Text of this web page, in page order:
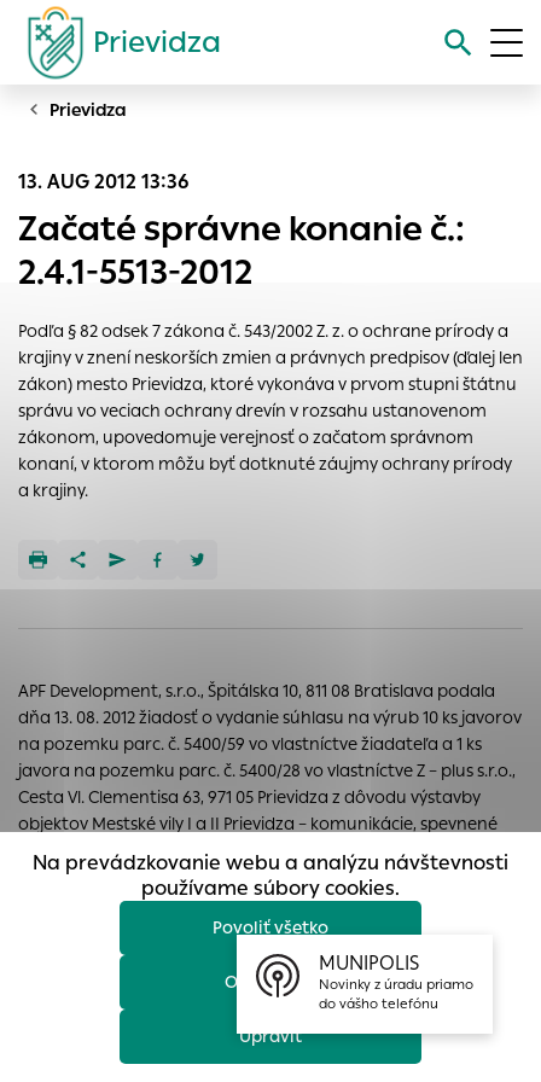
Prievidza
Vyhľadávanie
Prievidza
13. AUG 2012 13:36
Začaté správne konanie č.:
2.4.1-5513-2012
Podľa § 82 odsek 7 zákona č. 543/2002 Z. z. o ochrane prírody a
krajiny v znení neskorších zmien a právnych predpisov (ďalej len
zákon) mesto Prievidza, ktoré vykonáva v prvom stupni štátnu
správu vo veciach ochrany drevín v rozsahu ustanovenom
zákonom, upovedomuje verejnosť o začatom správnom
konaní, v ktorom môžu byť dotknuté záujmy ochrany prírody
a krajiny.
APF Development, s.r.o., Špitálska 10, 811 08 Bratislava podala
dňa 13. 08. 2012 žiadosť o vydanie súhlasu na výrub 10 ks javorov
na pozemku parc. č. 5400/59 vo vlastníctve žiadateľa a 1 ks
javora na pozemku parc. č. 5400/28 vo vlastníctve Z – plus s.r.o.,
Cesta Vl. Clementisa 63, 971 05 Prievidza z dôvodu výstavby
objektov Mestské vily I a II Prievidza – komunikácie, spevnené
plochy, kanalizácia.
Potvrdenie záujmu byť účastníkom konania je potrebné
doručiť buď písomne na adresu: Mesto Prievidza, Mestský úrad,
Nám. slobody 14, 971 01 Prievidza alebo elektronicky na adresu:
bozena.bernatova@prievidza.sk alebo
beata.drozdova@prievidza.sk v lehote siedmich dní od
zverejnenia informácie.
Na prevádzkovanie webu a analýzu návštevnosti
používame súbory cookies.
Povoliť všetko
Odmietnuť
Upraviť
Nastavenie cookies
Cookies sú malé súbory, do ktorých webové stránky môžu
ukladať informácie o vašej aktivite a preferenciách.
zapamätoval Vaše prihlásenie alebo aby sa uložila Vaša
voľba v tomto okne.
Vyberte úroveň cookies, ktorú chcete povoliť
Technické cookies
Technické súbory cookie sú pre prevádzku nevyhnutné a
pomáhajú urobiť webové stránky uplatniteľnými tým, že
prístup k zabezpečeným oblastiam webovej stránky. Bez
Analytické cookies
pochopiť, ako návštevníci stránok stránku používajú, aby
mohol stránky optimalizovať a ponúknuť im lepšiu
skúsenosť. Všetky dáta sa zbierajú anonymne a nie je
možné ich spojiť s konkrétnou osobou.
Povoliť všetko
Uložiť nastavenia
Viac informácií
MUNIPOLIS
Novinky z úradu priamo
do vášho telefónu